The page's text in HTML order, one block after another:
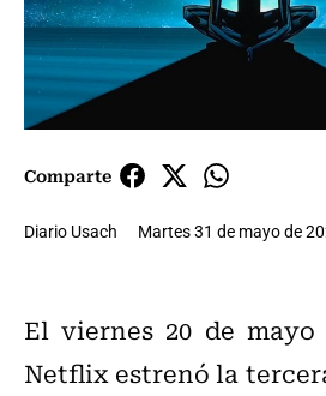
Comparte
Diario Usach Martes 31 de mayo de
El viernes 20 de mayo
Netflix estrenó la